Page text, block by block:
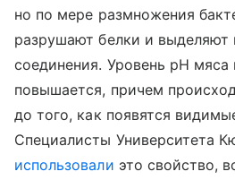
но по мере размножения
разрушают белки и
соединения. Уровень pH мяса
повышается, причем
до того, как появятся
Специалисты Университета
использовали это свойство,